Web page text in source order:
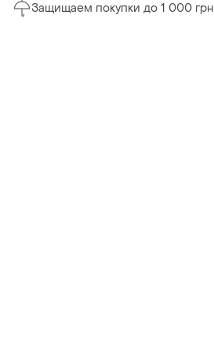
Защищаем покупки до 1 000 грн